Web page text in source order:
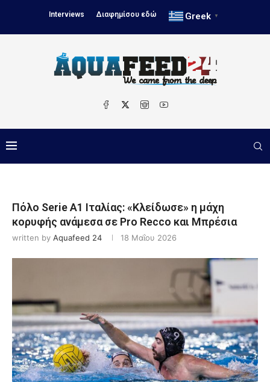
Interviews Διαφημίσου εδώ Greek ▼
Πόλο Serie A1 Ιταλίας: «Κλείδωσε» η μάχη
κορυφής ανάμεσα σε Pro Recco και Μπρέσια
written by Aquafeed 24 18 Μαΐου 2026